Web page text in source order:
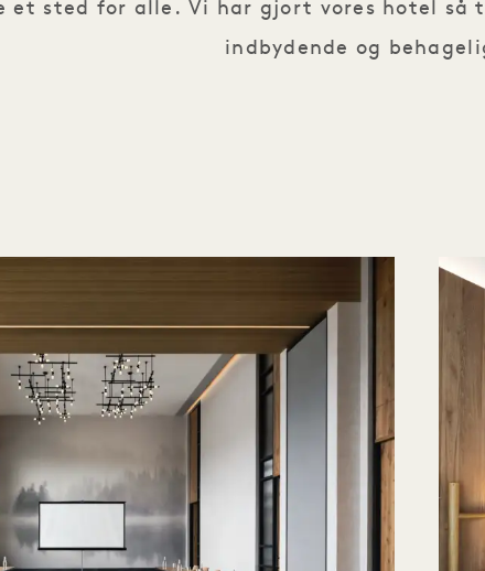
et sted for alle. Vi har gjort vores hotel
indbydende og